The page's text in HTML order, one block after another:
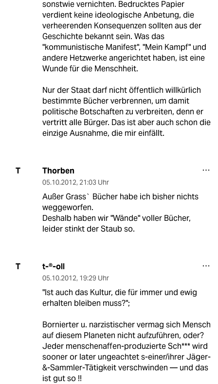
sonstwie vernichten. Bedrucktes Papier
verdient keine ideologische Anbetung, die
verheerenden Konsequenzen sollten aus der
Geschichte bekannt sein. Was das
"kommunistische Manifest", "Mein Kampf" und
andere Hetzwerke angerichtet haben, ist eine
Wunde für die Menschheit.
Nur der Staat darf nicht öffentlich willkürlich
bestimmte Bücher verbrennen, um damit
politische Botschaften zu verbreiten, denn er
vertritt alle Bürger. Das ist aber auch schon die
einzige Ausnahme, die mir einfällt.
T Thorben
05.10.2012, 21:03 Uhr
Außer Grass` Bücher habe ich bisher nichts
weggeworfen.
Deshalb haben wir "Wände" voller Bücher,
leider stinkt der Staub so.
T t-®-oll
05.10.2012, 19:29 Uhr
"Ist auch das Kultur, die für immer und ewig
erhalten bleiben muss?";
Bornierter u. narzistischer vermag sich Mensch
auf diesem Planeten nicht aufzuführen, oder?
Jeder menschenaffen-produzierte Sch*** wird
sooner or later ungeachtet s-einer/ihrer Jäger-
&-Sammler-Tätigkeit verschwinden — und das
ist gut so !!